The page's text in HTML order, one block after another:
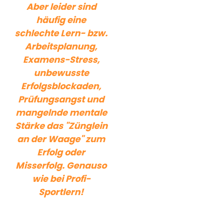
Aber leider sind
häufig eine
schlechte Lern- bzw.
Arbeitsplanung,
Examens-Stress,
unbewusste
Erfolgsblockaden,
Prüfungsangst und
mangelnde mentale
Stärke das "Zünglein
an der Waage" zum
Erfolg oder
Misserfolg. Genauso
wie bei Profi-
Sportlern!